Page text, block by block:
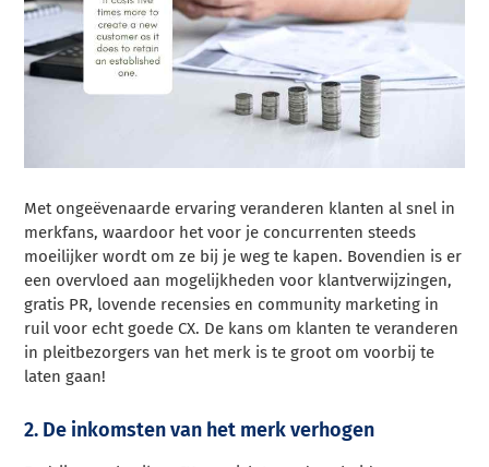
Met ongeëvenaarde ervaring veranderen klanten al snel in
merkfans, waardoor het voor je concurrenten steeds
moeilijker wordt om ze bij je weg te kapen. Bovendien is er
een overvloed aan mogelijkheden voor klantverwijzingen,
gratis PR, lovende recensies en community marketing in
ruil voor echt goede CX. De kans om klanten te veranderen
in pleitbezorgers van het merk is te groot om voorbij te
laten gaan!
2. De inkomsten van het merk verhogen